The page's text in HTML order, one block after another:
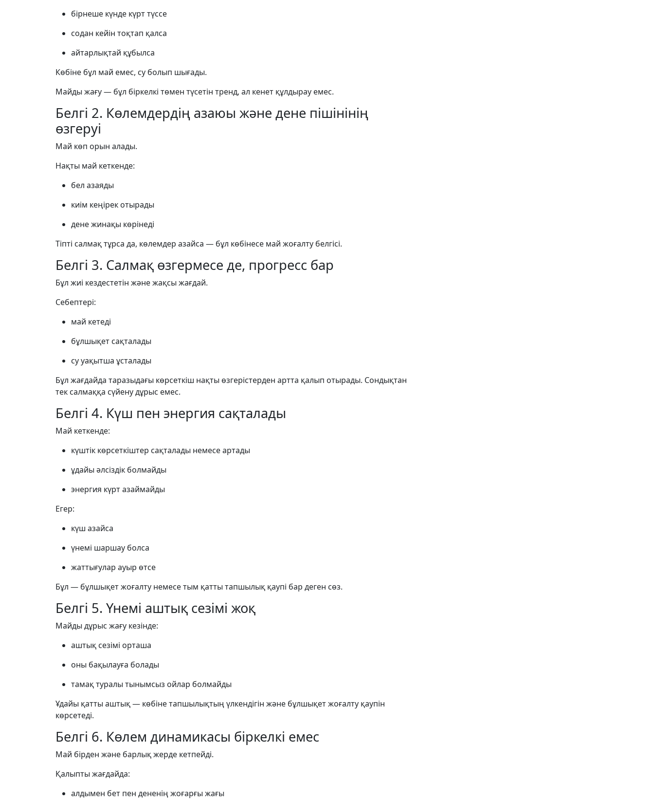
бірнеше күнде күрт түссе
содан кейін тоқтап қалса
айтарлықтай құбылса
Көбіне бұл май емес, су болып шығады.
Майды жағу — бұл біркелкі төмен түсетін тренд, ал кенет құлдырау емес.
Белгі 2. Көлемдердің азаюы және дене пішінінің
өзгеруі
Май көп орын алады.
Нақты май кеткенде:
бел азаяды
киім кеңірек отырады
дене жинақы көрінеді
Тіпті салмақ тұрса да, көлемдер азайса — бұл көбінесе май жоғалту белгісі.
Белгі 3. Салмақ өзгермесе де, прогресс бар
Бұл жиі кездестетін және жақсы жағдай.
Себептері:
май кетеді
бұлшықет сақталады
су уақытша ұсталады
Бұл жағдайда таразыдағы көрсеткіш нақты өзгерістерден артта қалып отырады. Сондықтан
тек салмаққа сүйену дұрыс емес.
Белгі 4. Күш пен энергия сақталады
Май кеткенде:
күштік көрсеткіштер сақталады немесе артады
ұдайы әлсіздік болмайды
энергия күрт азаймайды
Егер:
күш азайса
үнемі шаршау болса
жаттығулар ауыр өтсе
Бұл — бұлшықет жоғалту немесе тым қатты тапшылық қаупі бар деген сөз.
Белгі 5. Үнемі аштық сезімі жоқ
Майды дұрыс жағу кезінде:
аштық сезімі орташа
оны бақылауға болады
тамақ туралы тынымсыз ойлар болмайды
Ұдайы қатты аштық — көбіне тапшылықтың үлкендігін және бұлшықет жоғалту қаупін
көрсетеді.
Белгі 6. Көлем динамикасы біркелкі емес
Май бірден және барлық жерде кетпейді.
Қалыпты жағдайда:
алдымен бет пен дененің жоғарғы жағы